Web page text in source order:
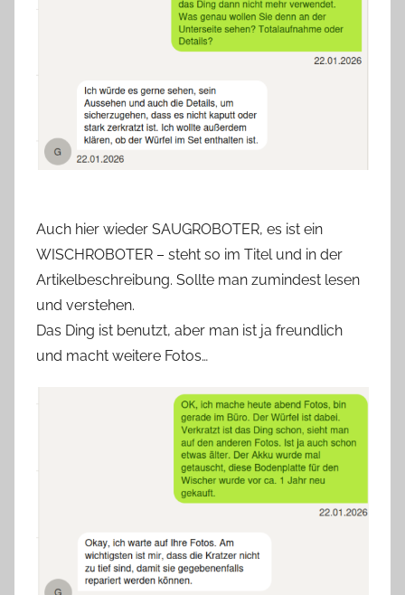
Auch hier wieder SAUGROBOTER, es ist ein
WISCHROBOTER – steht so im Titel und in der
Artikelbeschreibung. Sollte man zumindest lesen
und verstehen.
Das Ding ist benutzt, aber man ist ja freundlich
und macht weitere Fotos…